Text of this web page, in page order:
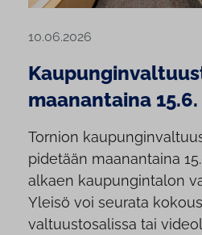
10.06.2026
maanantaina
Tornion
pidetään maanantaina
alkaen kaupungintalon
Yleisö voi seurata
valtuustosalissa tai